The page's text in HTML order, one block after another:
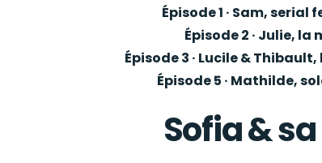
Épisode 1 · Sam, serial
Épisode 2 · Julie, la
Épisode 3 · Lucile &
Épisode 5 · Mathilde,
Sofia &